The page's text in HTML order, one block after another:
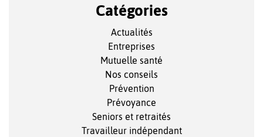
Catégories
Actualités
Entreprises
Mutuelle santé
Nos conseils
Prévention
Prévoyance
Seniors et retraités
Travailleur indépendant